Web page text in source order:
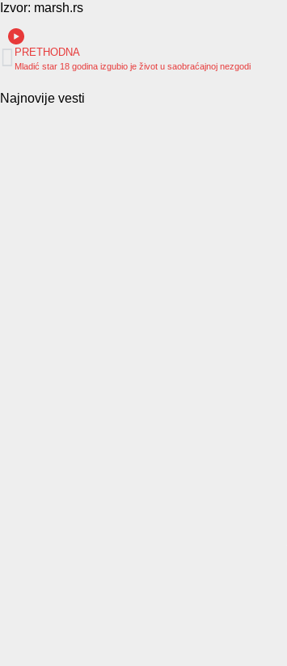
Izvor: marsh.rs
PRETHODNA
Mladić star 18 godina izgubio je život u saobraćajnoj nezgodi
Najnovije vesti